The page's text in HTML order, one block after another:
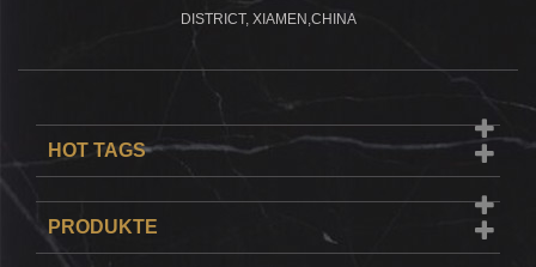
DISTRICT, XIAMEN,CHINA
HOT TAGS
PRODUKTE